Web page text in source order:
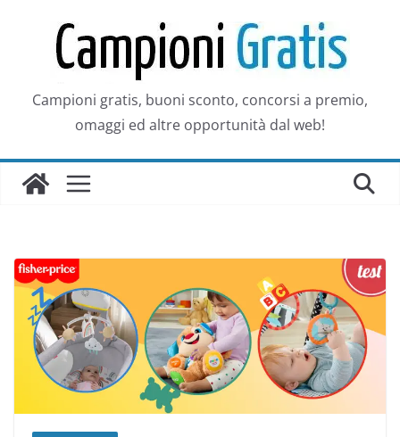
contenuto
Campioni gratis, buoni sconto, concorsi a premio,
omaggi ed altre opportunità dal web!